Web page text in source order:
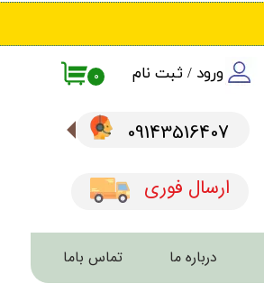
ورود / ثبت نام
تغییر گذر واژه
خروج از حساب کاربری
درباره ما تماس باما
۰
09143516407​​​​​​​
ارسال فوری